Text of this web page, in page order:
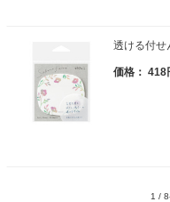
透ける付せ
価格： 418
1 / 8